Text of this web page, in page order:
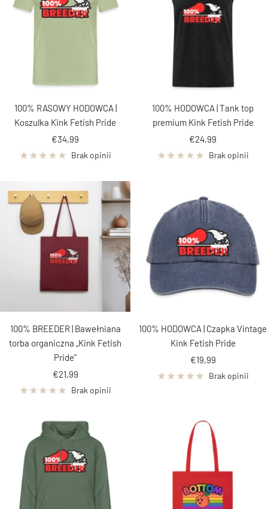
100% RASOWY HODOWCA |
Koszulka Kink Fetish Pride
Cena
obniżona
€34,99
Brak opinii
100% HODOWCA | Tank top
premium Kink Fetish Pride
Cena
obniżona
€24,99
Brak opinii
100% BREEDER | Bawełniana
torba organiczna „Kink Fetish
Pride”
Cena
obniżona
€21,99
Brak opinii
100% HODOWCA | Czapka Vintage
Kink Fetish Pride
Cena
obniżona
€19,99
Brak opinii